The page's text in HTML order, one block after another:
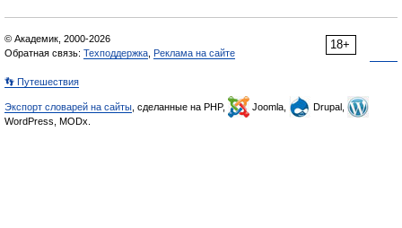
18+
© Академик, 2000-2026
Обратная связь: Техподдержка Реклама на сайте
👣 Путешествия
Экспорт словарей на сайты , сделанные на PHP, Joomla,
Drupal,
WordPress, MODx.